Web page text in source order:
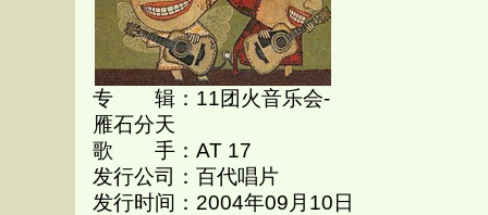
专 辑：11团火音乐会-
雁石分天
歌 手：AT 17
发行公司：百代唱片
发行时间：2004年09月10日